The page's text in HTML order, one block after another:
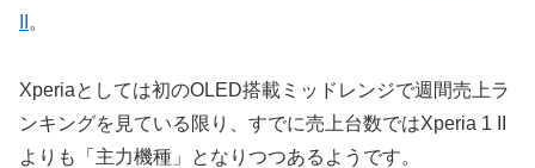
。
Xperiaとしては初のOLED搭載ミッドレンジで週間売上ラ
ンキングを見ている限り、すでに売上台数ではXperia 1 II
よりも「主力機種」となりつつあるようです。